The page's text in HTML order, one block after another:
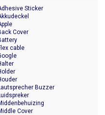
Sticker
Cover
cable
Buzzer
Cover